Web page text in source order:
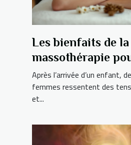
Les bienfaits de la
massothérapie
jeunes mamans ?
Après l’arrivée d’un enfant,
femmes ressentent des
et...